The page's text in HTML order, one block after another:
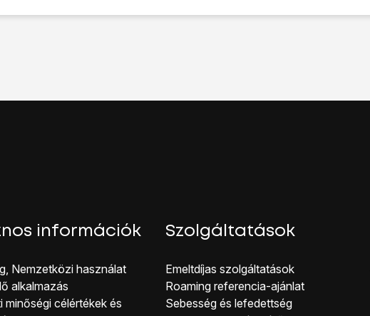
lehetőséget.
információk
Nemzetközi használat
alkalmazás
minőségi célérté kek és
Szolgáltatások
Emeltdíjas szolgáltatások
Roaming referencia-ajánlat
Sebesség és lefedettség